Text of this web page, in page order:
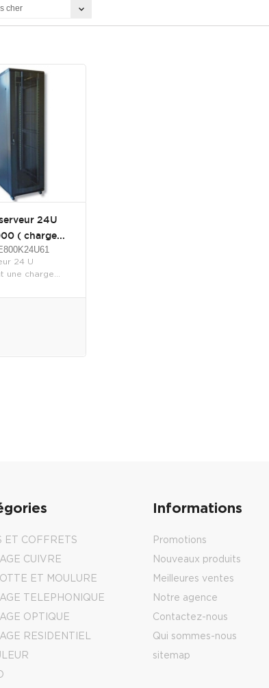
cher
24U
( charge...
24 U
une charge...
ET COFFRETS
CUIVRE
ET MOULURE
TELEPHONIQUE
OPTIQUE
RESIDENTIEL
Informations
Promotions
Nouveaux produits
Meilleures ventes
Notre agence
Contactez-nous
Qui sommes-nous
sitemap